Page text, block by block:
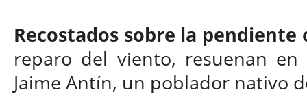
Recostados sobre la
reparo del viento, resuenan
Jaime Antín, un poblador nativo